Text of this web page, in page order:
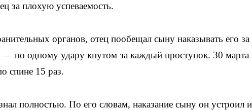
за плохую успеваемость.
органов, отец пообещал сыну наказывать его за
— по одному удару кнутом за каждый проступок. 30 марта
спине 15 раз.
полностью. По его словам, наказание сыну он устроил